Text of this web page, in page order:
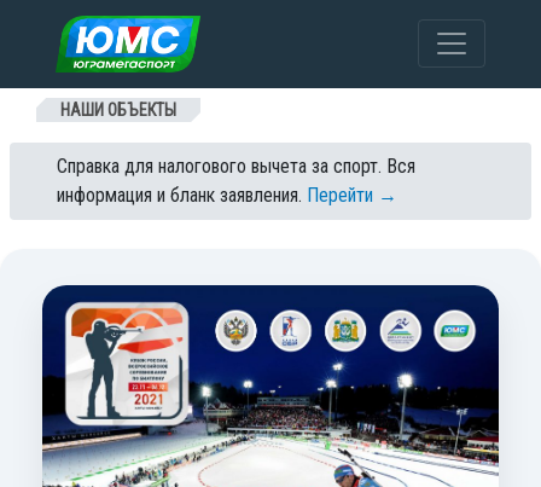
Перейти к содержанию
НАШИ ОБЪЕКТЫ
Справка для налогового вычета за спорт. Вся
информация и бланк заявления. Перейти →